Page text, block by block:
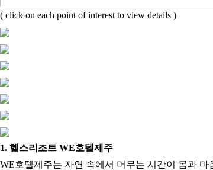
( click on each point of interest to view details )
1. 헬스리조트 WE호텔제주
WE호텔제주는 자연 속에서 머무는 시간이 몸과